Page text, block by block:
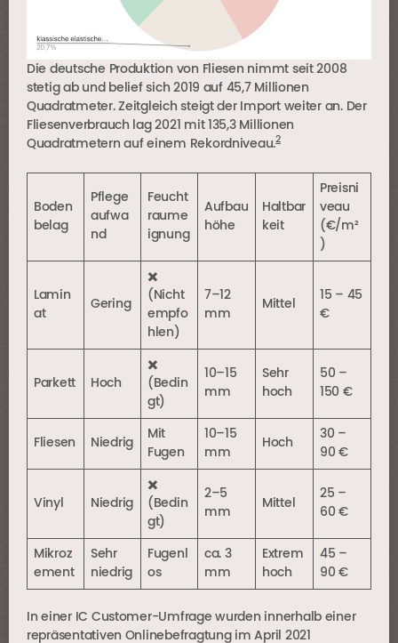
Die deutsche Produktion von Fliesen nimmt seit 2008
stetig ab und belief sich 2019 auf 45,7 Millionen
Quadratmeter. Zeitgleich steigt der Import weiter an. Der
Fliesenverbrauch lag 2021 mit 135,3 Millionen
Quadratmetern auf einem Rekordniveau.2
Boden
belag
Pflege
aufwa
nd
Feucht
raume
ignung
Aufbau
höhe
Haltbar
keit
Preisni
veau
(€/m²
)
Lamin
at
Gering
✖️
(Nicht
empfo
hlen)
7–12
mm
Mittel
15 – 45
€
Parkett Hoch
✖️
(Bedin
gt)
10–15
mm
Sehr
hoch
50 –
150 €
Fliesen Niedrig
Mit
Fugen
10–15
mm
Hoch
30 –
90 €
Vinyl Niedrig
✖️
(Bedin
gt)
2–5
mm
Mittel
25 –
60 €
Mikroz
ement
Sehr
niedrig
Fugenl
os
ca. 3
mm
Extrem
hoch
45 –
90 €
In einer IC Customer-Umfrage wurden innerhalb einer
repräsentativen Onlinebefragtung im April 2021